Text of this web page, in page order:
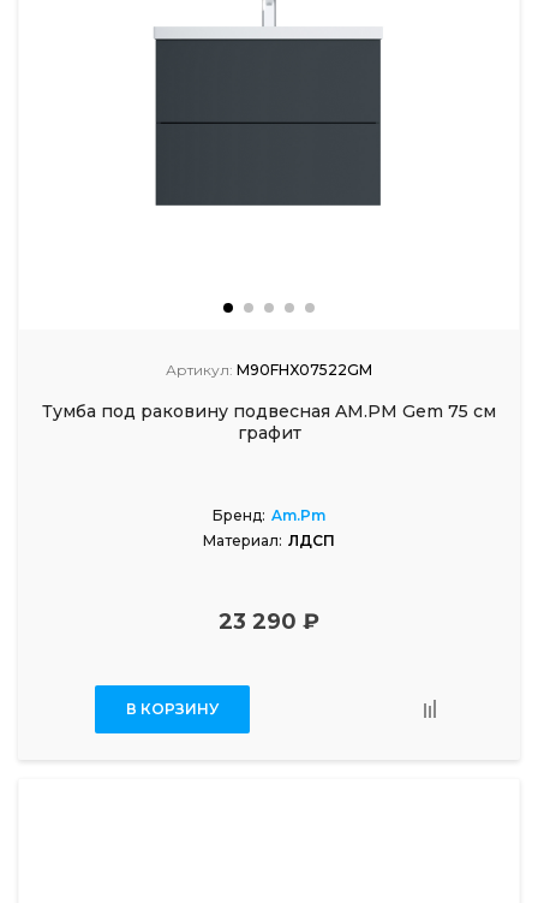
Артикул: M90FHX07522GM
Тумба под раковину подвесная AM.PM Gem 75 см
графит
Бренд: Am.Pm
Материал: ЛДСП
23 290 ₽
В КОРЗИНУ